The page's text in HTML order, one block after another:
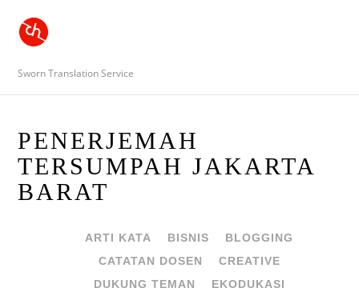
Sworn Translation Service
PENERJEMAH
TERSUMPAH JAKARTA
BARAT
ARTI KATA BISNIS
BLOGGING
CATATAN DOSEN
CREATIVE
DUKUNG TEMAN
EKODUKASI